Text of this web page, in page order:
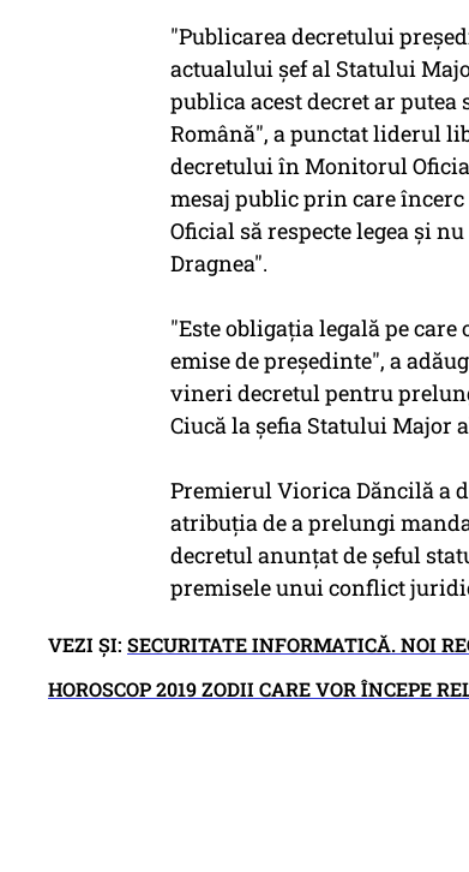
"Publicarea decretului
actualului şef al Statului
publica acest decret ar
Română", a punctat liderul
decretului în Monitorul
mesaj public prin care
Oficial să respecte legea şi
Dragnea".
"Este obligaţia legală pe
emise de preşedinte", a
vineri decretul pentru
Ciucă la şefia Statului Major
Premierul Viorica Dăncilă a
atribuţia de a prelungi
decretul anunţat de şeful
premisele unui conflict
VEZI ŞI: SECURITATE INFORMATICĂ. NOI
HOROSCOP 2019 ZODII CARE VOR ÎNCEPE